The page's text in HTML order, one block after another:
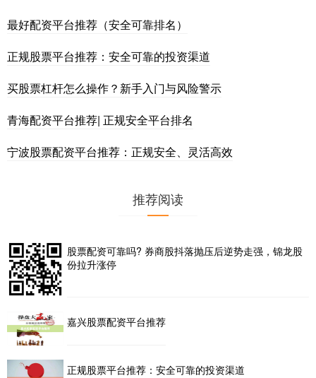
最好配资平台推荐（安全可靠排名）
正规股票平台推荐：安全可靠的投资渠道
买股票杠杆怎么操作？新手入门与风险警示
青海配资平台推荐| 正规安全平台排名
宁波股票配资平台推荐：正规安全、灵活高效
推荐阅读
股票配资可靠吗? 券商股抖落抛压后逆势走强，锦龙股
份拉升涨停
嘉兴股票配资平台推荐
正规股票平台推荐：安全可靠的投资渠道